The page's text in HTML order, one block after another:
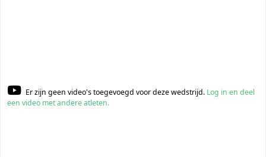
Er zijn geen video's toegevoegd voor deze wedstrijd. Log in en deel
een video met andere atleten.